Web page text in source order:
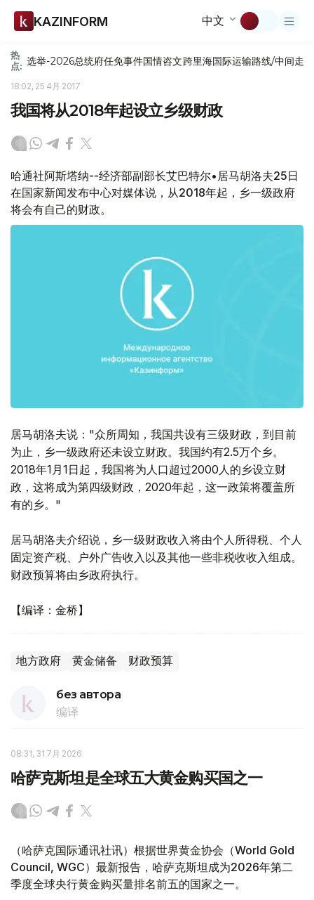
KAZINFORM 中文
热
点: 选举-2026总统府任免事件国情咨文跨里海国际运输路线/中间走廊
18:02, 25 4月 2017
我国将从2018年起设立乡级财政
哈通社阿斯塔纳--经济部副部长艾巴特尔•居马胡洛夫25日
在国家新闻发布中心对媒体说，从2018年起，乡一级政府
将会有自己的财政。
居马胡洛夫说："众所周知，我国共设有三级财政，到目前
为止，乡一级政府还未设立财政。我国约有2.5万个乡。
2018年1月1日起，我国将为人口超过2000人的乡设立财
政，这将成为第四级财政，2020年起，这一政策将覆盖所
有的乡。"
居马胡洛夫介绍说，乡一级财政收入将由个人所得税、个人
固定资产税、户外广告收入以及其他一些非税收收入组成。
财政预算将由乡政府执行。
【编译：金桥】
地方政府 黄金储备 财政预算
без автора
编译
08:31, 31 7月 2026
哈萨克斯坦是全球五大黄金购买国之一
（哈萨克国际通讯社讯）根据世界黄金协会（World Gold
Council, WGC）最新报告，哈萨克斯坦成为2026年第二
季度全球央行黄金购买量排名前五的国家之一。